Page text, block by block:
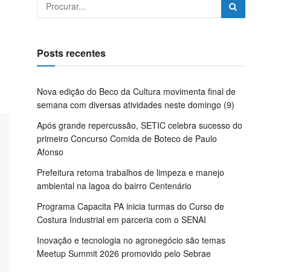
Posts recentes
Nova edição do Beco da Cultura movimenta final de
semana com diversas atividades neste domingo (9)
Após grande repercussão, SETIC celebra sucesso do
primeiro Concurso Comida de Boteco de Paulo
Afonso
Prefeitura retoma trabalhos de limpeza e manejo
ambiental na lagoa do bairro Centenário
Programa Capacita PA inicia turmas do Curso de
Costura Industrial em parceria com o SENAI
Inovação e tecnologia no agronegócio são temas
Meetup Summit 2026 promovido pelo Sebrae